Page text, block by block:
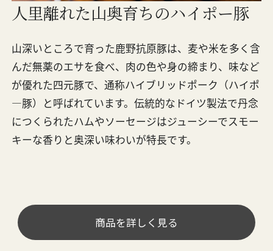
人里離れた山奥育ちのハイポー豚
山深いところで育った鹿野抗原豚は、麦や米を多く含
んだ無薬のエサを食べ、肉の色や身の締まり、味など
が優れた四元豚で、通称ハイブリッドポーク（ハイポ
―豚）と呼ばれています。伝統的なドイツ製法で丹念
につくられたハムやソーセージはジューシーでスモー
キーな香りと奥深い味わいが特長です。
商品を詳しく見る